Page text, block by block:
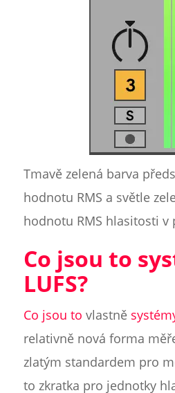
Tmavě zelená barva
hodnotu RMS a světle
hodnotu RMS hlasitosti v
Co jsou to
LUFS?
Co jsou to vlastně
relativně nová forma
zlatým standardem pro
to zkratka pro jednotky